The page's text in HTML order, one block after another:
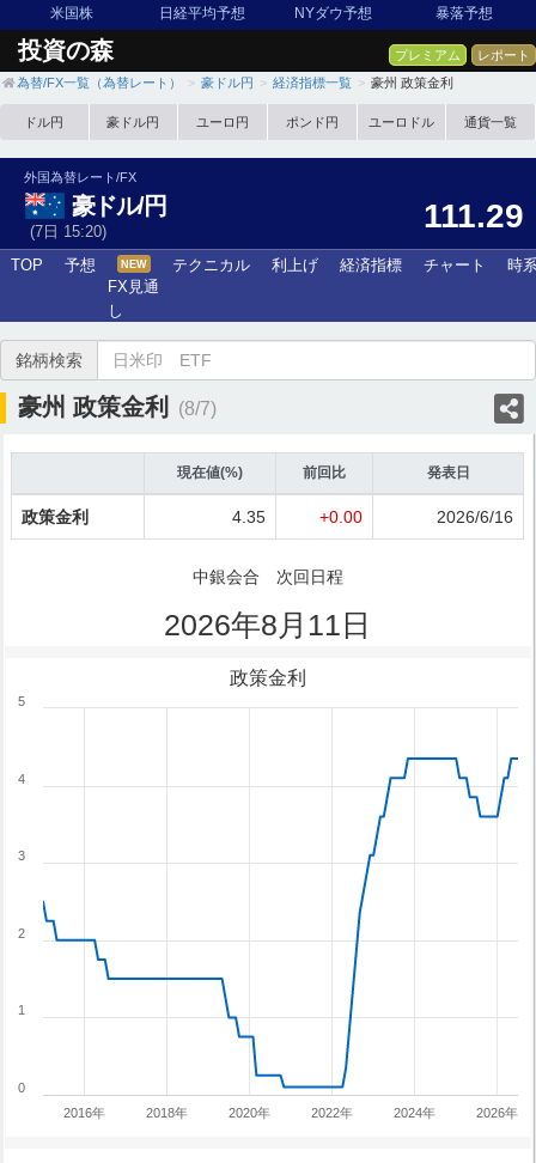
米国株 日経平均予想 NYダウ予想 暴落予想
投資の森 プレミアム
レポート
為替/FX一覧（為替レート）
豪ドル円 経済指標一覧 豪州 政策金利
ドル円 豪ドル円 ユーロ円 ポンド円 ユーロドル 通貨一覧
外国為替レート/FX
豪ドル/円
(7日 15:20) 111.29
TOP 予想 NEW
FX見通
し
テクニカル 利上げ 経済指標 チャート 時
銘柄検索
豪州 政策金利 (8/7)
現在値(%) 前回比 発表日
政策金利 4.35 +0.00 2026/6/16
中銀会合 次回日程
2026年8月11日
政策金利
2016年 2018年 2020年 2022年 2024年 2026年
0
1
2
3
4
5